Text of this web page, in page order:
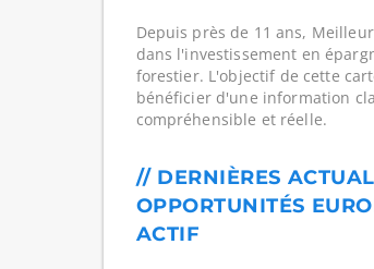
Depuis près de 11 ans,
dans l'investissement en
forestier. L'objectif de cette
bénéficier d'une information
compréhensible et réelle.
// DERNIÈRES
OPPORTUNITÉS
ACTIF